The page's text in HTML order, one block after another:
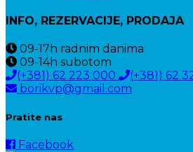
INFO, REZERVACIJE, PRODAJA
09-17h radnim danima
09-14h subotom
(+381) 62 223 000
(+381) 62
borikvp@gmail.com
Pratite nas
Facebook